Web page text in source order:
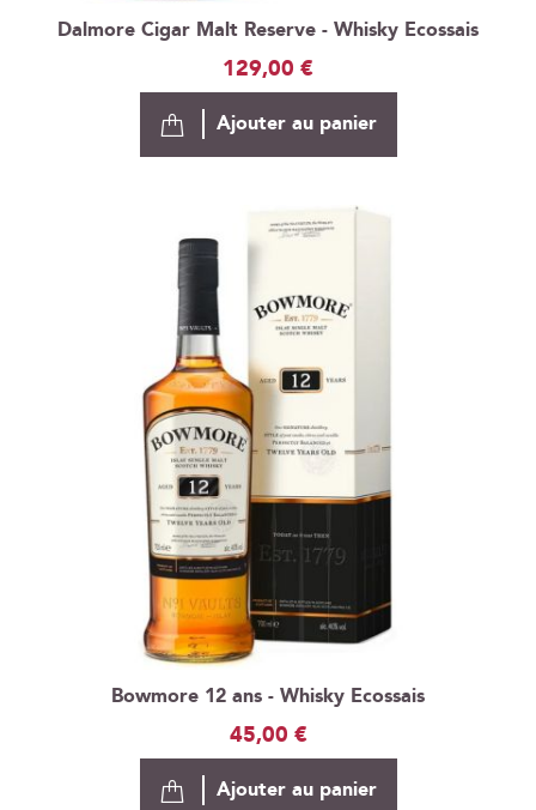
Dalmore Cigar Malt Reserve - Whisky Ecossais
129,00 €
Ajouter au panier
Bowmore 12 ans - Whisky Ecossais
45,00 €
Ajouter au panier